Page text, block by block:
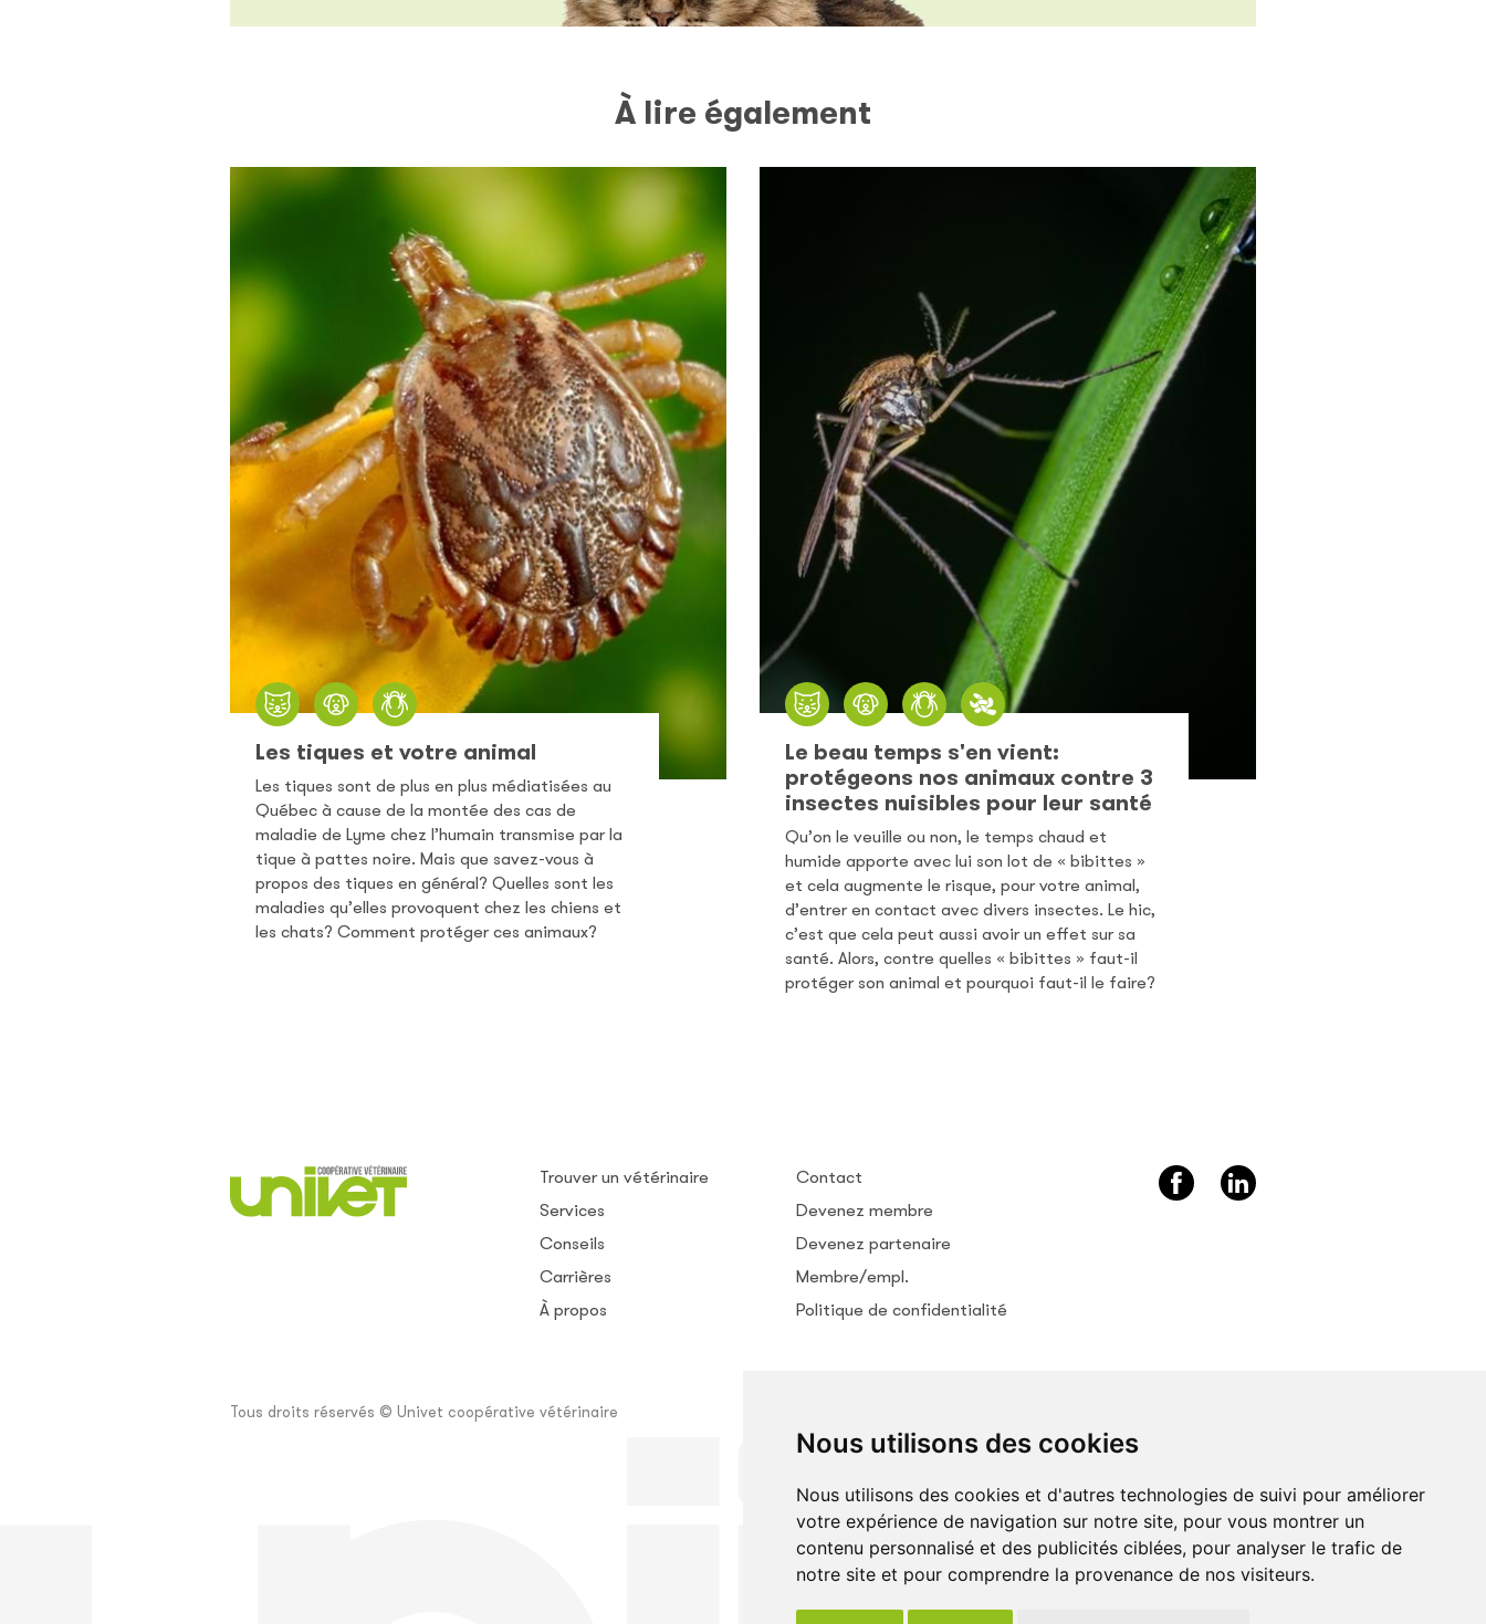
Nous utilisons des cookies
Nous utilisons des cookies et d'autres technologies de suivi pour améliorer
votre expérience de navigation sur notre site, pour vous montrer un
contenu personnalisé et des publicités ciblées, pour analyser le trafic de
notre site et pour comprendre la provenance de nos visiteurs.
À lire également
Les tiques et votre animal
Les tiques sont de plus en plus médiatisées au
Québec à cause de la montée des cas de
maladie de Lyme chez l’humain transmise par la
tique à pattes noire. Mais que savez-vous à
propos des tiques en général? Quelles sont les
maladies qu’elles provoquent chez les chiens et
les chats? Comment protéger ces animaux?
Le beau temps s'en vient:
protégeons nos animaux contre 3
insectes nuisibles pour leur santé
Qu’on le veuille ou non, le temps chaud et
humide apporte avec lui son lot de « bibittes »
et cela augmente le risque, pour votre animal,
d’entrer en contact avec divers insectes. Le hic,
c’est que cela peut aussi avoir un effet sur sa
santé. Alors, contre quelles « bibittes » faut-il
protéger son animal et pourquoi faut-il le faire?
Trouver un vétérinaire
Services
Conseils
Carrières
À propos
Contact
Devenez membre
Devenez partenaire
Membre/empl.
Politique de confidentialité
Tous droits réservés © Univet coopérative vétérinaire